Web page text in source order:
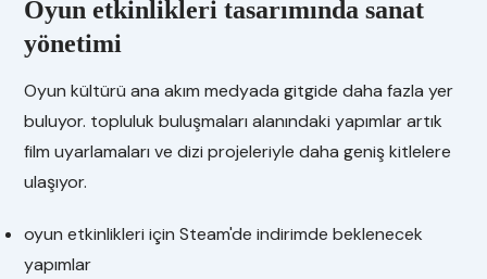
Oyun etkinlikleri tasarımında sanat
yönetimi
Oyun kültürü ana akım medyada gitgide daha fazla yer
buluyor. topluluk buluşmaları alanındaki yapımlar artık
film uyarlamaları ve dizi projeleriyle daha geniş kitlelere
ulaşıyor.
oyun etkinlikleri için Steam'de indirimde beklenecek
yapımlar